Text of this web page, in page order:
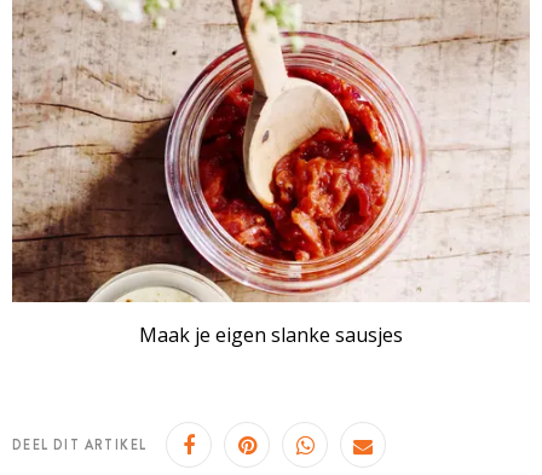
Maak je eigen slanke sausjes
DEEL DIT ARTIKEL